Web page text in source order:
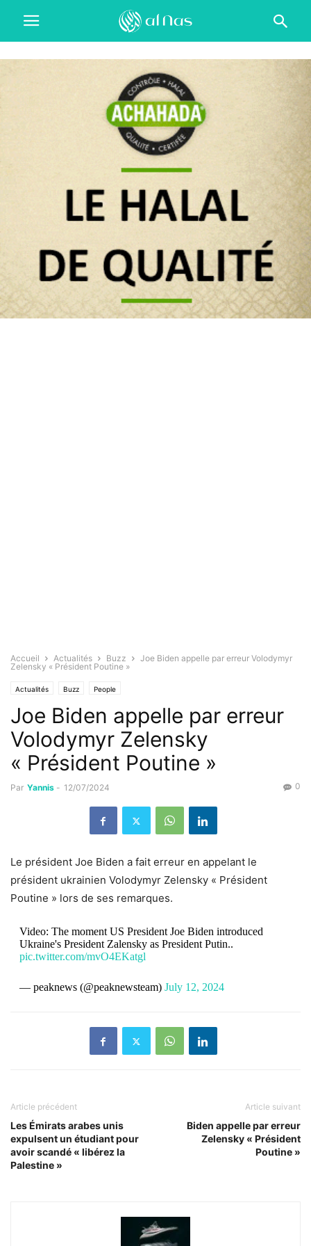
Accueil Actualités Buzz
Joe Biden appelle par erreur Volodymyr
Zelensky « Président Poutine »
Actualités Buzz People
Joe Biden appelle par erreur
Volodymyr Zelensky
« Président Poutine »
Par Yannis - 12/07/2024 0
Le président Joe Biden a fait erreur en appelant le
président ukrainien Volodymyr Zelensky « Président
Poutine » lors de ses remarques.
Video: The moment US President Joe Biden introduced
Ukraine's President Zalensky as President Putin..
pic.twitter.com/mvO4EKatgl
— peaknews (@peaknewsteam) July 12, 2024
Article précédent
Les Émirats arabes unis
expulsent un étudiant pour
avoir scandé « libérez la
Palestine »
Article suivant
Biden appelle par erreur
Zelensky « Président
Poutine »